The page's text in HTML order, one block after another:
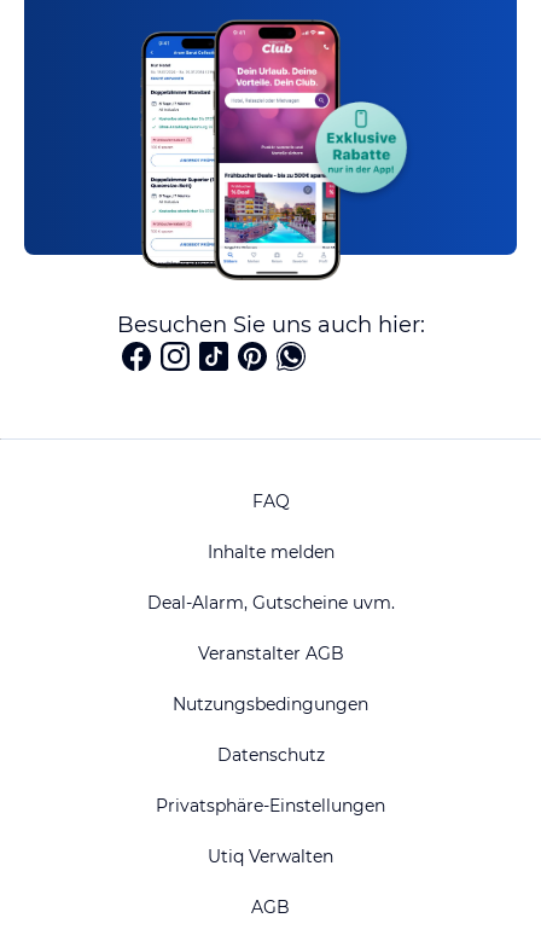
Besuchen Sie uns auch hier:
FAQ
Inhalte melden
Deal-Alarm, Gutscheine uvm.
Veranstalter AGB
Nutzungsbedingungen
Datenschutz
Privatsphäre-Einstellungen
Utiq Verwalten
AGB